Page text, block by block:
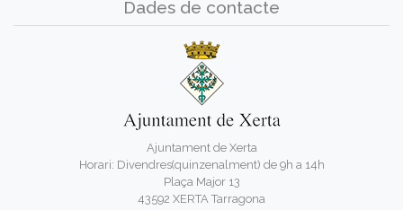
Dades de contacte
Ajuntament de Xerta
Horari: Divendres(quinzenalment) de 9h a 14h
Plaça Major 13
43592 XERTA Tarragona